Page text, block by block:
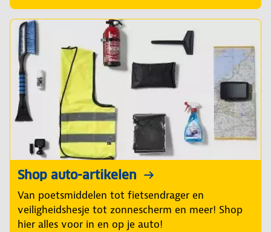
Shop auto-artikelen
Van poetsmiddelen tot fietsendrager en
veiligheidshesje tot zonnescherm en meer! Shop
hier alles voor in en op je auto!